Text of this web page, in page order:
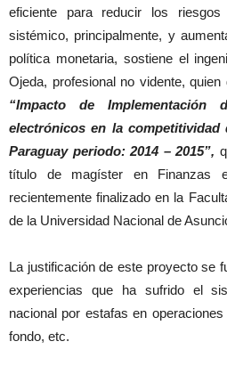
eficiente para reducir los
sistémico, principalmente, y
política monetaria, sostiene el
Ojeda, profesional no vidente,
“Impacto de Implementación
electrónicos en la competitividad
Paraguay periodo: 2014 – 2015”,
título de magíster en Finanzas
recientemente finalizado en la
de la Universidad Nacional de
La justificación de este proyecto se
experiencias que ha sufrido el
nacional por estafas en
fondo, etc.